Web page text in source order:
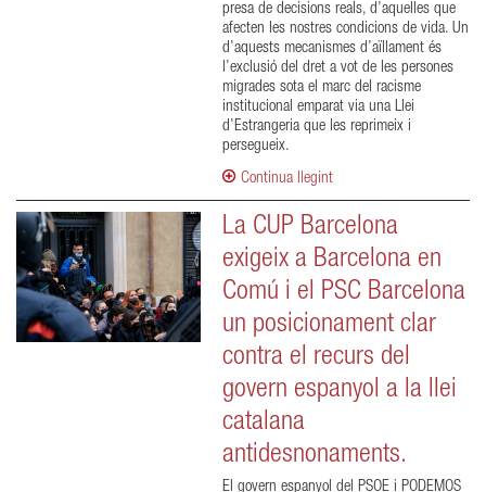
presa de decisions reals, d’aquelles que
afecten les nostres condicions de vida. Un
d’aquests mecanismes d’aïllament és
l’exclusió del dret a vot de les persones
migrades sota el marc del racisme
institucional emparat via una Llei
d’Estrangeria que les reprimeix i
persegueix.
Continua llegint
La CUP Barcelona
exigeix a Barcelona en
Comú i el PSC Barcelona
un posicionament clar
contra el recurs del
govern espanyol a la llei
catalana
antidesnonaments.
El govern espanyol del PSOE i PODEMOS